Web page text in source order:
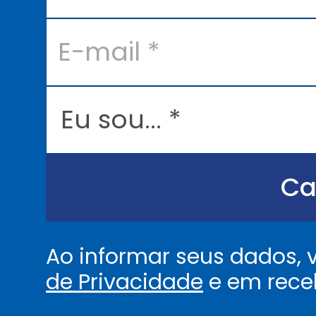
E
lE
.
Ao informar seus
de Privacidade e em